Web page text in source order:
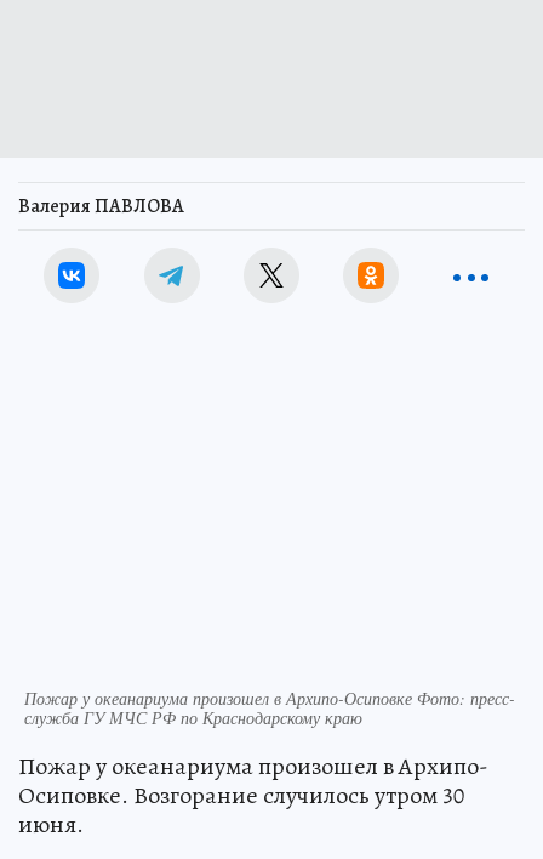
Валерия ПАВЛОВА
Пожар у океанариума произошел в Архипо-Осиповке Фото: пресс-
служба ГУ МЧС РФ по Краснодарскому краю
Пожар у океанариума произошел в Архипо-
Осиповке. Возгорание случилось утром 30
июня.